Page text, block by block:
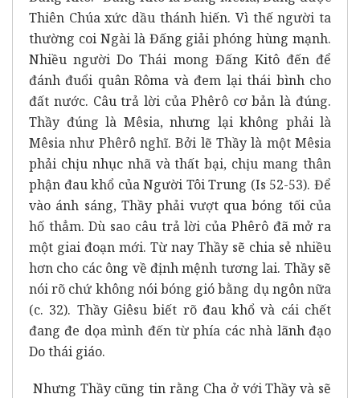
Thiên Chúa xức dầu thánh hiến. Vì thế người ta
thường coi Ngài là Đấng giải phóng hùng mạnh.
Nhiều người Do Thái mong Đấng Kitô đến để
đánh đuổi quân Rôma và đem lại thái bình cho
đất nước. Câu trả lời của Phêrô cơ bản là đúng.
Thầy đúng là Mêsia, nhưng lại không phải là
Mêsia như Phêrô nghĩ. Bởi lẽ Thầy là một Mêsia
phải chịu nhục nhã và thất bại, chịu mang thân
phận đau khổ của Người Tôi Trung (Is 52-53). Để
vào ánh sáng, Thầy phải vượt qua bóng tối của
hố thẳm. Dù sao câu trả lời của Phêrô đã mở ra
một giai đoạn mới. Từ nay Thầy sẽ chia sẻ nhiều
hơn cho các ông về định mệnh tương lai. Thầy sẽ
nói rõ chứ không nói bóng gió bằng dụ ngôn nữa
(c. 32). Thầy Giêsu biết rõ đau khổ và cái chết
đang đe dọa mình đến từ phía các nhà lãnh đạo
Do thái giáo.
Nhưng Thầy cũng tin rằng Cha ở với Thầy và sẽ